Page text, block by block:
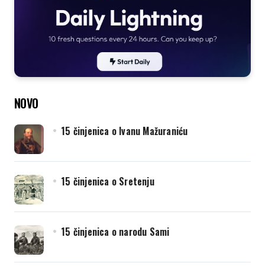
NOVO
15 činjenica o Ivanu Mažuraniću
15 činjenica o Sretenju
15 činjenica o narodu Sami